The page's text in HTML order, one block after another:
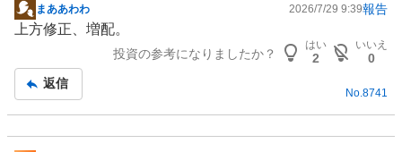
掲
示
事
まああわわ 2026/7/29 9:39報告
上方修正、増配。
投資の参考になりましたか？
はい
2
いいえ
0
返信
No. 8741